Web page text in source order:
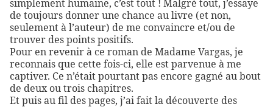
simplement humaine, c’est tout ! Malgré tout, j’essaye
de toujours donner une chance au livre (et non,
seulement à l’auteur) de me convaincre et/ou de
trouver des points positifs.
Pour en revenir à ce roman de Madame Vargas, je
reconnais que cette fois-ci, elle est parvenue à me
captiver. Ce n’était pourtant pas encore gagné au bout
de deux ou trois chapitres.
Et puis au fil des pages, j’ai fait la découverte des